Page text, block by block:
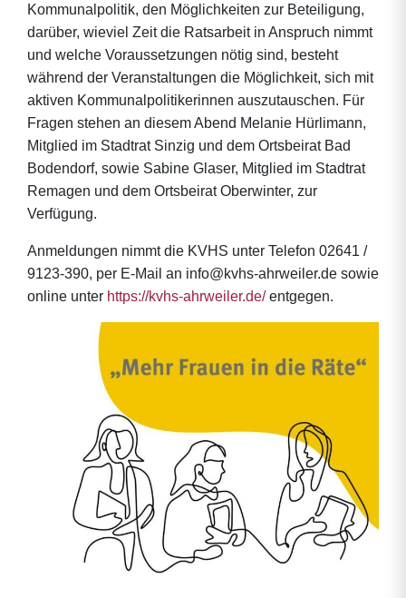
Kommunalpolitik, den Möglichkeiten zur Beteiligung,
darüber, wieviel Zeit die Ratsarbeit in Anspruch nimmt
und welche Voraussetzungen nötig sind, besteht
während der Veranstaltungen die Möglichkeit, sich mit
aktiven Kommunalpolitikerinnen auszutauschen. Für
Fragen stehen an diesem Abend Melanie Hürlimann,
Mitglied im Stadtrat Sinzig und dem Ortsbeirat Bad
Bodendorf, sowie Sabine Glaser, Mitglied im Stadtrat
Remagen und dem Ortsbeirat Oberwinter, zur
Verfügung.
Anmeldungen nimmt die KVHS unter Telefon 02641 /
9123-390, per E-Mail an info@kvhs-ahrweiler.de sowie
online unter https://kvhs-ahrweiler.de/entgegen.